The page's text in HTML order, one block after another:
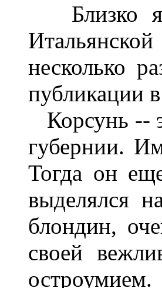
Близко я
несколько
публикации
Корсунь --
губернии.
Тогда он
выделялся
блондин,
своей